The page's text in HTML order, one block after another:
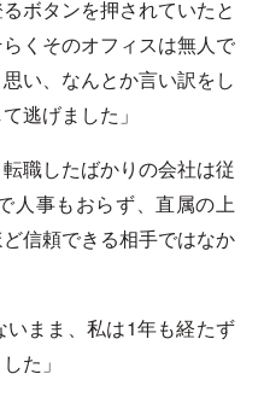
ボタンを押されていたと
くそのオフィスは無人で
い、なんとか言い訳をし
逃げました」
職したばかりの会社は従
人事もおらず、直属の上
信頼できる相手ではなか
いまま、私は1年も経たず
た」